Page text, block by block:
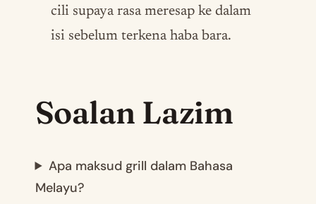
cili supaya rasa meresap ke dalam
isi sebelum terkena haba bara.
Soalan Lazim
Apa maksud grill dalam Bahasa
Melayu?